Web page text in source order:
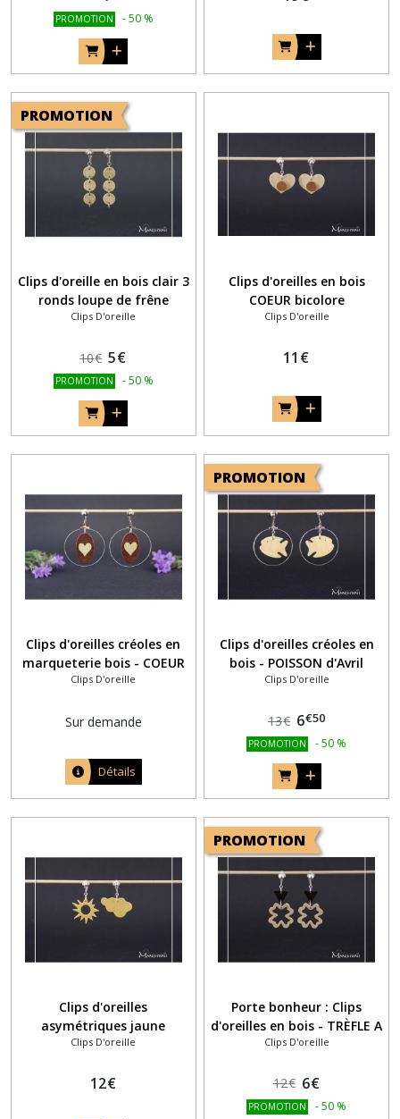
PROMOTION -50 %
PROMOTION
Clips d'oreille en bois clair 3
ronds loupe de frêne
Clips D'oreille
10€ 5€
PROMOTION -50 %
Clips d'oreilles en bois
COEUR bicolore
Clips D'oreille
11 €
Clips d'oreilles créoles en
marqueterie bois - COEUR
Clips D'oreille
Sur demande
Détails
PROMOTION
Clips d'oreilles créoles en
bois - POISSON d'Avril
Clips D'oreille
13€ 6€50
PROMOTION -50 %
Clips d'oreilles
asymétriques jaune
NUAGE/SOLEIL en bois
Clips D'oreille
12€
PROMOTION
Porte bonheur : Clips
d'oreilles en bois - TRÈFLE A
QUATRE FEUILLES
Clips D'oreille
12€ 6€
PROMOTION -50 %